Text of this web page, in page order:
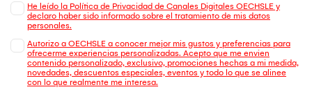
He leído la Política de Privacidad de Canales Digitales OECHSLE y
declaro haber sido informado sobre el tratamiento de mis datos
personales.
Autorizo a OECHSLE a conocer mejor mis gustos y preferencias para
ofrecerme experiencias personalizadas. Acepto que me envien
contenido personalizado, exclusivo, promociones hechas a mi medida,
novedades, descuentos especiales, eventos y todo lo que se alinee
con lo que realmente me interesa.